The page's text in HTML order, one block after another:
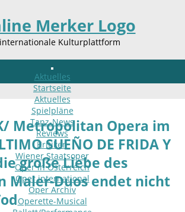
Kulturplattform
Aktuelles
Startseite
Aktuelles
Spielpläne
Tanz-News
Reviews
Kritiken
Wiener Staatsoper
Oper in Österreich
Oper international
Oper Archiv
Operette-Musical
Metropolitan Opera im
SUEÑO DE FRIDA Y
große Liebe des
Maler-Duos endet nicht